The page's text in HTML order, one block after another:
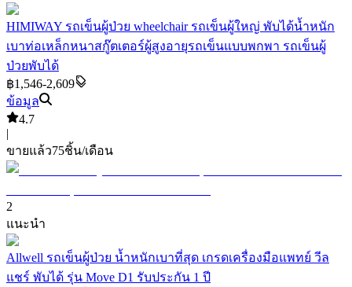
HIMIWAY รถเข็นผู้ป่วย wheelchair รถเข็นผู้ใหญ่ พับได้น้ำหนัก
เบาท่อเหล็กหนาสกู๊ตเตอร์ผู้สูงอายุรถเข็นแบบพกพา รถเข็นผู้
ป่วยพับได้
฿1,546-2,609
ข้อมูล
4.7
|
ขายแล้ว75ชิ้น/เดือน
2
แนะนำ
Allwell รถเข็นผู้ป่วย น้ำหนักเบาที่สุด เกรดเครื่องมือแพทย์ วีล
แชร์ พับได้ รุ่น Move D1 รับประกัน 1 ปี